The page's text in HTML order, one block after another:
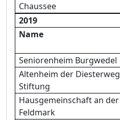
Chaussee
2019
Name
Seniorenheim Burgwedel
Altenheim der Diesterweg
Stiftung
Hausgemeinschaft an der
Feldmark